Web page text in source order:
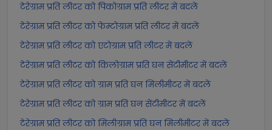
टेरेग्राम प्रति लीटर को पिकोग्राम प्रति लीटर में बदलें
टेरेग्राम प्रति लीटर को फेम्टोग्राम प्रति लीटर में बदलें
टेरेग्राम प्रति लीटर को एटोग्राम प्रति लीटर में बदलें
टेरेग्राम प्रति लीटर को किलोग्राम प्रति घन सेंटीमीटर में बदलें
टेरेग्राम प्रति लीटर को ग्राम प्रति घन मिलीमीटर में बदलें
टेरेग्राम प्रति लीटर को ग्राम प्रति घन सेंटीमीटर में बदलें
टेरेग्राम प्रति लीटर को मिलीग्राम प्रति घन मिलीमीटर में बदलें